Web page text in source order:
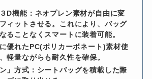
D機能：ネオプレン素材が自由に変
ィットさせる。これにより、バッグ
ることなくスマートに装着可能。
優れたPC(ポリカーボネート)素材使
軽量ながらも耐久性を確保。
」方式：シートバッグを積載した際